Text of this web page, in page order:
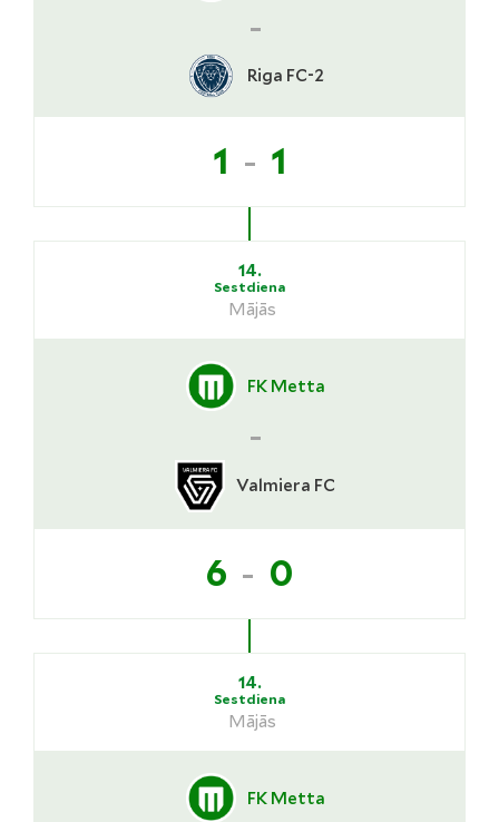
-
Riga FC-2
1 - 1
14.
Sestdiena
Mājās
FK Metta
-
Valmiera FC
6 - 0
14.
Sestdiena
Mājās
FK Metta